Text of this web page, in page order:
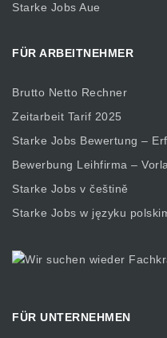
Starke Jobs Aue
FÜR ARBEITNEHMER
Brutto Netto Rechner
Zeitarbeit Tarif 2025
Starke Jobs Bewertung –
Bewerbung Leihfirma –
Starke Jobs v češtině
Starke Jobs w języku
FÜR UNTERNEHMEN